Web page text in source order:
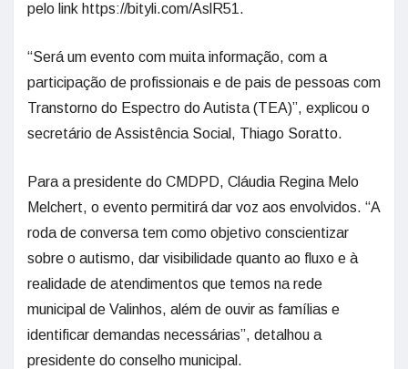
pelo link https://bityli.com/AslR51.
“Será um evento com muita informação, com a
participação de profissionais e de pais de pessoas com
Transtorno do Espectro do Autista (TEA)”, explicou o
secretário de Assistência Social, Thiago Soratto.
Para a presidente do CMDPD, Cláudia Regina Melo
Melchert, o evento permitirá dar voz aos envolvidos. “A
roda de conversa tem como objetivo conscientizar
sobre o autismo, dar visibilidade quanto ao fluxo e à
realidade de atendimentos que temos na rede
municipal de Valinhos, além de ouvir as famílias e
identificar demandas necessárias”, detalhou a
presidente do conselho municipal.